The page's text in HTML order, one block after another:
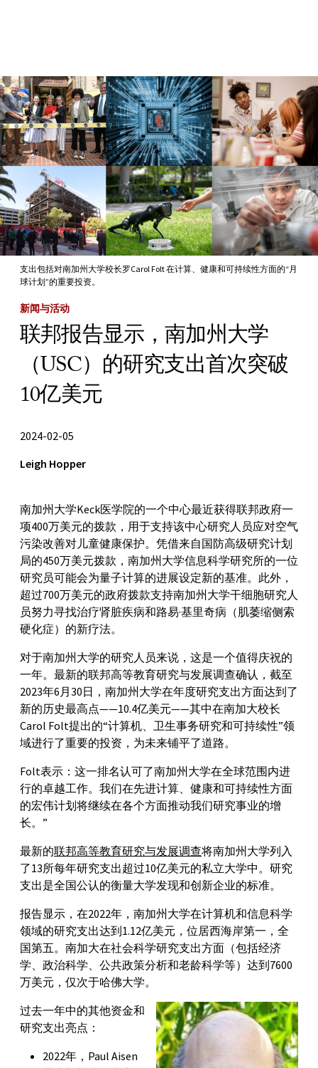
Skip to Content
支出包括对南加州大学校长罗Carol Folt 在计算、健康和可持续性方面的“月
球计划”的重要投资。
新闻与活动
联邦报告显示，南加州大学
（USC）的研究支出首次突破
10亿美元
2024-02-05
Leigh Hopper
南加州大学Keck医学院的一个中心最近获得联邦政府一
项400万美元的拨款，用于支持该中心研究人员应对空气
污染改善对儿童健康保护。凭借来自国防高级研究计划
局的450万美元拨款，南加州大学信息科学研究所的一位
研究员可能会为量子计算的进展设定新的基准。此外，
超过700万美元的政府拨款支持南加州大学干细胞研究人
员努力寻找治疗肾脏疾病和路易·基里奇病（肌萎缩侧索
硬化症）的新疗法。
对于南加州大学的研究人员来说，这是一个值得庆祝的
一年。最新的联邦高等教育研究与发展调查确认，截至
2023年6月30日，南加州大学在年度研究支出方面达到了
新的历史最高点——10.4亿美元——其中在南加大校长
Carol Folt提出的“计算机、卫生事务研究和可持续性”领
域进行了重要的投资，为未来铺平了道路。
Folt表示：这一排名认可了南加州大学在全球范围内进
行的卓越工作。我们在先进计算、健康和可持续性方面
的宏伟计划将继续在各个方面推动我们研究事业的增
长。”
最新的联邦高等教育研究与发展调查将南加州大学列入
了13所每年研究支出超过10亿美元的私立大学中。研究
支出是全国公认的衡量大学发现和创新企业的标准。
报告显示，在2022年，南加州大学在计算机和信息科学
领域的研究支出达到1.12亿美元，位居西海岸第一，全
国第五。南加大在社会科学研究支出方面（包括经济
学、政治科学、公共政策分析和老龄科学等）达到7600
万美元，仅次于哈佛大学。
过去一年中的其他资金和
研究支出亮点：
2022年，Paul Aisen